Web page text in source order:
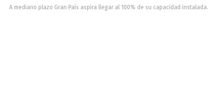
A mediano plazo Gran País aspira llegar al 100% de su capacidad instalada.